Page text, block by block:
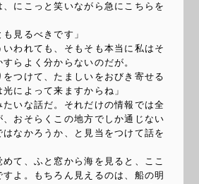
、にこっと笑いながら急にこちらを
見るべきです」
われても、そもそも本当に私はそ
らよく分からないのだが。
つけて、たましいをおびき寄せる
によって来ますからね」
いな話だ。それだけの情報では全
、おそらくこの地方でしか通じない
なかろうか、と見当をつけて話を
て、ふと窓から海を見ると、ここ
よ。もちろん見えるのは、船の明